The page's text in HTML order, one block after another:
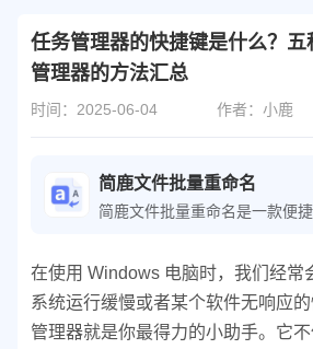
任务管理器的快捷键是什么？
管理器的方法汇总
时间：2025-06-04 作者：小鹿
简鹿文件批量重命名
在使用 Windows 电脑时，我们经常
系统运行缓慢或者某个软件无响应
管理器就是你最得力的小助手。它